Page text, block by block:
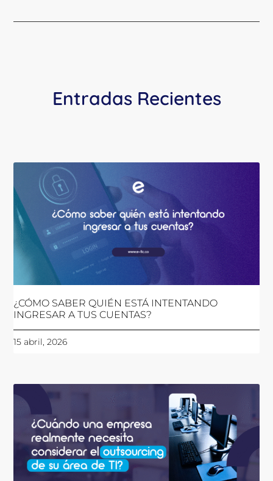
Entradas Recientes
¿CÓMO SABER QUIÉN ESTÁ INTENTANDO
INGRESAR A TUS CUENTAS?
15 abril, 2026